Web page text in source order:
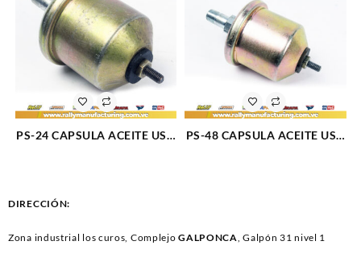
PS-24 CAPSULA ACEITE USA
PS-48 CAPSULA ACEITE USA
DIRECCIÓN:
Zona industrial los curos, ComplejoGALPONCA, Galpón 31 nivel 1